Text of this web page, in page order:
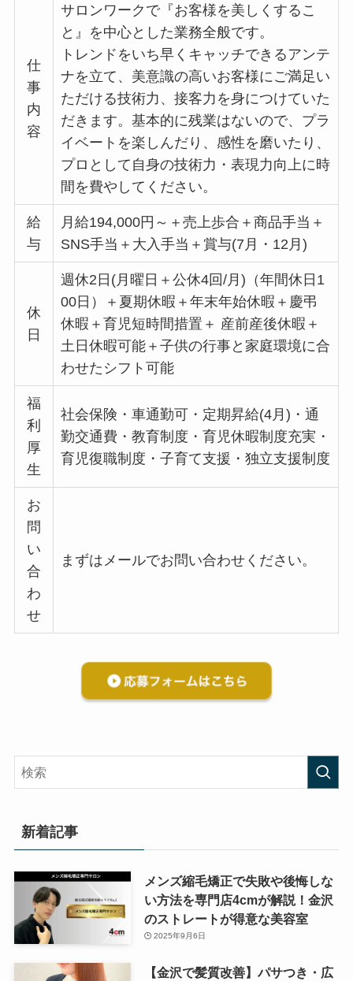
仕
事
内
容
サロンワークで『お客様を美しくするこ
と』を中心とした業務全般です。
トレンドをいち早くキャッチできるアンテ
ナを立て、美意識の高いお客様にご満足い
ただける技術力、接客力を身につけていた
だきます。基本的に残業はないので、プラ
イベートを楽しんだり、感性を磨いたり、
プロとして自身の技術力・表現力向上に時
間を費やしてください。
給
与
月給194,000円～＋売上歩合＋商品手当＋
SNS手当＋大入手当＋賞与(7月・12月)
休
日
週休2日(月曜日＋公休4回/月)（年間休日1
00日）＋夏期休暇＋年末年始休暇＋慶弔
休暇＋育児短時間措置＋ 産前産後休暇＋
土日休暇可能＋子供の行事と家庭環境に合
わせたシフト可能
福
利
厚
生
社会保険・車通勤可・定期昇給(4月)・通
勤交通費・教育制度・育児休暇制度充実・
育児復職制度・子育て支援・独立支援制度
お
問
い
合
わ
せ
まずはメールでお問い合わせください。
新着記事
メンズ縮毛矯正で失敗や後悔しな
い方法を専門店4cmが解説！金沢
のストレートが得意な美容室
2025年9月6日
【金沢で髪質改善】パサつき・広